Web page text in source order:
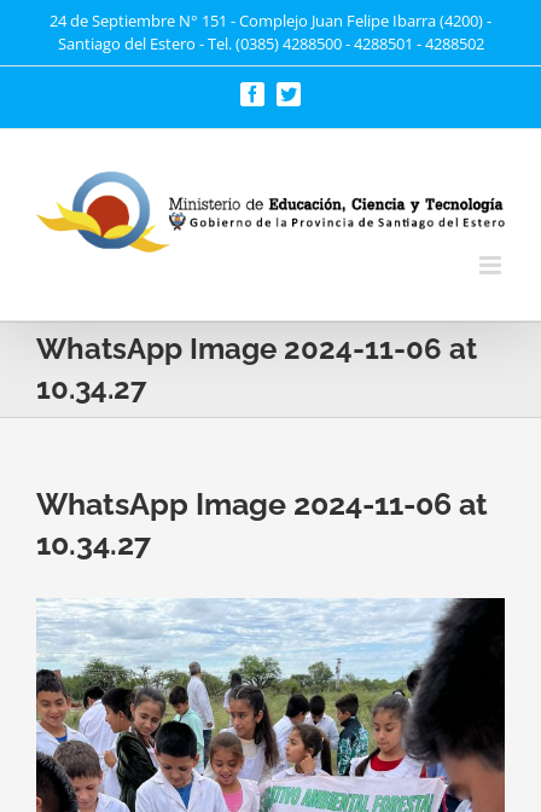
24 de Septiembre N° 151 - Complejo Juan Felipe Ibarra (4200) -
Santiago del Estero - Tel. (0385) 4288500 - 4288501 - 4288502
FacebookTwitter
WhatsApp Image 2024-11-06 at
10.34.27
WhatsApp Image 2024-11-06 at
10.34.27